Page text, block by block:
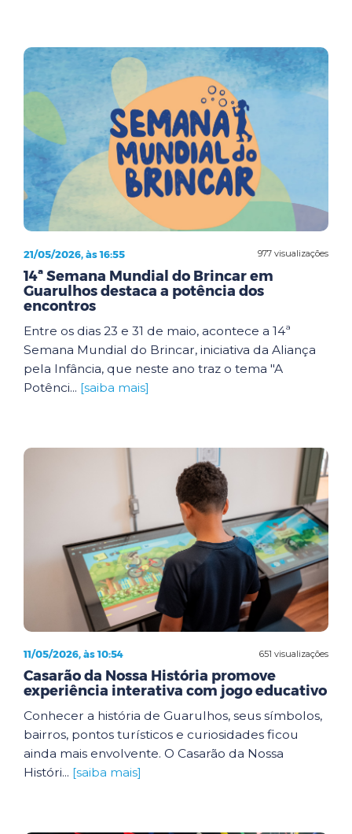
977 visualizações
21/05/2026, às 16:55
14ª Semana Mundial do Brincar em
Guarulhos destaca a potência dos
encontros
Entre os dias 23 e 31 de maio, acontece a 14ª
Semana Mundial do Brincar, iniciativa da Aliança
pela Infância, que neste ano traz o tema "A
Potênci... [saiba mais]
651 visualizações
11/05/2026, às 10:54
Casarão da Nossa História promove
experiência interativa com jogo educativo
Conhecer a história de Guarulhos, seus símbolos,
bairros, pontos turísticos e curiosidades ficou
ainda mais envolvente. O Casarão da Nossa
Históri... [saiba mais]